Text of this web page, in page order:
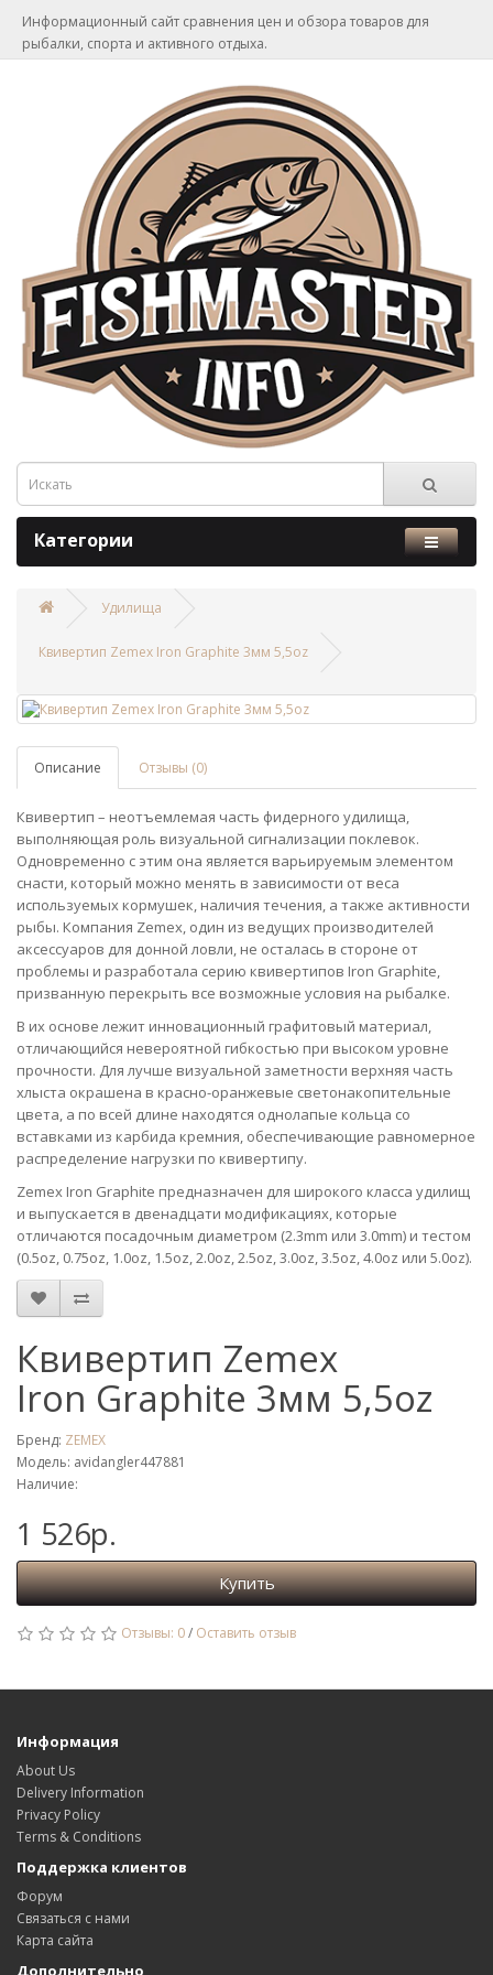
Информационный сайт сравнения цен и обзора товаров для
рыбалки, спорта и активного отдыха.
Категории
Удилища
Квивертип Zemex Iron Graphite 3мм 5,5oz
Описание Отзывы (0)
Квивертип – неотъемлемая часть фидерного удилища,
выполняющая роль визуальной сигнализации поклевок.
Одновременно с этим она является варьируемым элементом
снасти, который можно менять в зависимости от веса
используемых кормушек, наличия течения, а также активности
рыбы. Компания Zemex, один из ведущих производителей
аксессуаров для донной ловли, не осталась в стороне от
проблемы и разработала серию квивертипов Iron Graphite,
призванную перекрыть все возможные условия на рыбалке.
В их основе лежит инновационный графитовый материал,
отличающийся невероятной гибкостью при высоком уровне
прочности. Для лучше визуальной заметности верхняя часть
хлыста окрашена в красно-оранжевые светонакопительные
цвета, а по всей длине находятся однолапые кольца со
вставками из карбида кремния, обеспечивающие равномерное
распределение нагрузки по квивертипу.
Zemex Iron Graphite предназначен для широкого класса удилищ
и выпускается в двенадцати модификациях, которые
отличаются посадочным диаметром (2.3mm или 3.0mm) и тестом
(0.5oz, 0.75oz, 1.0oz, 1.5oz, 2.0oz, 2.5oz, 3.0oz, 3.5oz, 4.0oz или 5.0oz).
Квивертип Zemex
Iron Graphite 3мм 5,5oz
Бренд: ZEMEX
Модель: avidangler447881
Наличие:
1 526р.
Купить
Отзывы: 0/ Оставить отзыв
Информация
About Us
Delivery Information
Privacy Policy
Terms & Conditions
Поддержка клиентов
Форум
Связаться с нами
Карта сайта
Дополнительно